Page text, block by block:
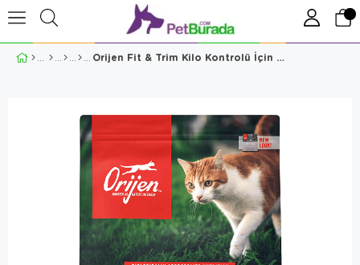
Orijen Fit & Trim Kilo Kontrolü İçin Kedi Maması 1,8 Kg